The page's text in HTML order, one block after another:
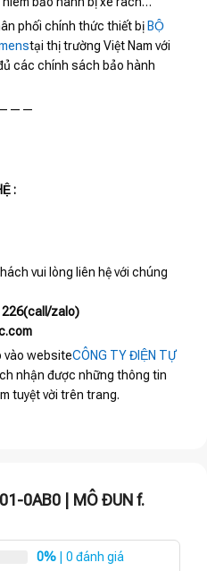
phối chính thức thiết bị BỘ
tại thị trường Việt Nam với
các chính sách bảo hành
:
vui lòng liên hệ với chúng
226(call/zalo)
vào websiteCÔNG TY ĐIỆN TỰ
nhận được những thông tin
tuyệt vời trên trang.
0AB0 | MÔ ĐUN f.
0% | 0 đánh giá